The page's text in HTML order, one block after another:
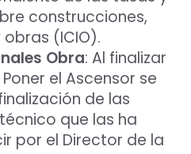
construcciones,
(ICIO).
Obra: Al finalizar
el Ascensor se
de las
que las ha
por el Director de la